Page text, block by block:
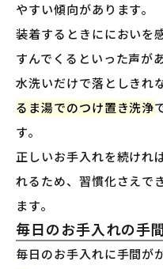
やすい傾向があります。
装着するときににおいを
すんでくるといった声が
水洗いだけで落としきれ
るま湯でのつけ置き洗浄
す。
正しいお手入れを続けれ
れるため、習慣化さえで
ます。
毎日のお手入れの手間
毎日のお手入れに手間が